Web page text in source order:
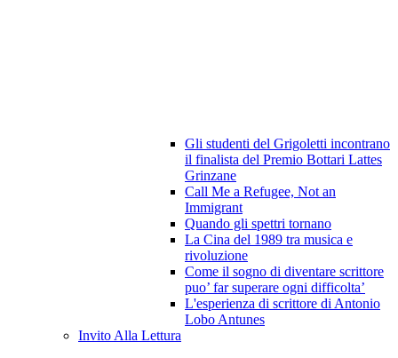
Gli studenti del Grigoletti incontrano
il finalista del Premio Bottari Lattes
Grinzane
Call Me a Refugee, Not an
Immigrant
Quando gli spettri tornano
La Cina del 1989 tra musica e
rivoluzione
Come il sogno di diventare scrittore
puo’ far superare ogni difficolta’
L'esperienza di scrittore di Antonio
Lobo Antunes
Invito Alla Lettura